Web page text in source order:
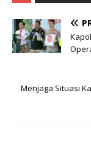
Menjaga Situasi